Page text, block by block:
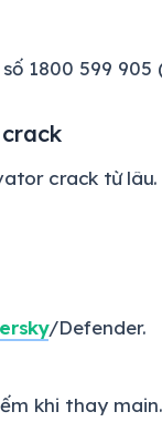
1800 599
crack từ lâu.
/Defender.
khi thay